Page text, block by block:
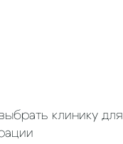
клинику для